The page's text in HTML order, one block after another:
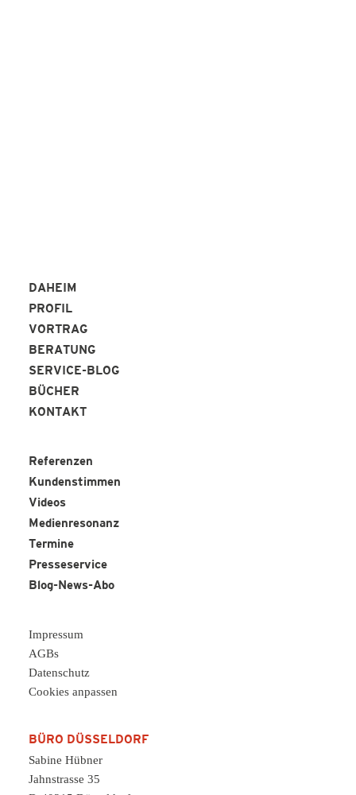
DAHEIM
PROFIL
VORTRAG
BERATUNG
SERVICE-BLOG
BÜCHER
KONTAKT
Referenzen
Kundenstimmen
Videos
Medienresonanz
Termine
Presseservice
Blog-News-Abo
Impressum
AGBs
Datenschutz
Cookies anpassen
BÜRO DÜSSELDORF
Sabine Hübner
Jahnstrasse 35